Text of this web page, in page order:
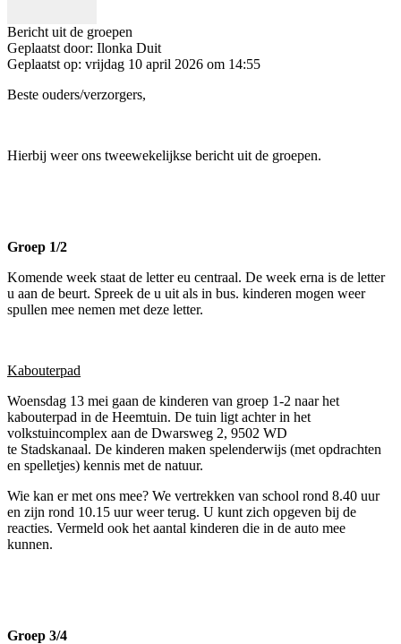
Bericht uit de groepen
Geplaatst door: Ilonka Duit
Geplaatst op: vrijdag 10 april 2026 om 14:55
Beste ouders/verzorgers,
Hierbij weer ons tweewekelijkse bericht uit de groepen.
Groep 1/2
Komende week staat de letter eu centraal. De week erna is de letter
u aan de beurt. Spreek de u uit als in bus. kinderen mogen weer
spullen mee nemen met deze letter.
Kabouterpad
Woensdag 13 mei gaan de kinderen van groep 1-2 naar het
kabouterpad in de Heemtuin. De tuin ligt achter in het
volkstuincomplex aan de Dwarsweg 2, 9502 WD
te Stadskanaal. De kinderen maken spelenderwijs (met opdrachten
en spelletjes) kennis met de natuur.
Wie kan er met ons mee? We vertrekken van school rond 8.40 uur
en zijn rond 10.15 uur weer terug. U kunt zich opgeven bij de
reacties. Vermeld ook het aantal kinderen die in de auto mee
kunnen.
Groep 3/4